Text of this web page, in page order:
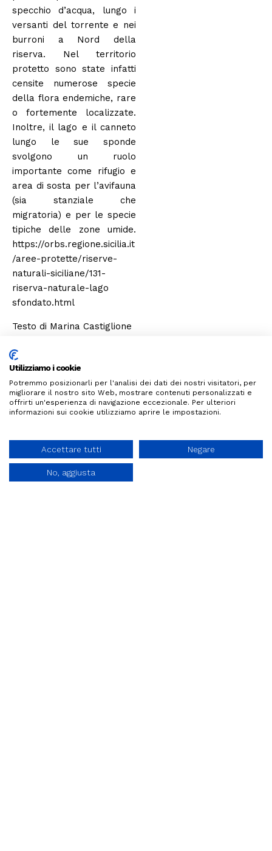
Sito ergologico
Architettura urbana
specchio d’acqua, lungo i
versanti del torrente e nei
burroni a Nord della
riserva. Nel territorio
protetto sono state infatti
censite numerose specie
della flora endemiche, rare
o fortemente localizzate.
Inoltre, il lago e il canneto
lungo le sue sponde
svolgono un ruolo
importante come rifugio e
area di sosta per l’avifauna
(sia stanziale che
migratoria) e per le specie
tipiche delle zone umide.
https://orbs.regione.sicilia.it
/aree-protette/riserve-
naturali-siciliane/131-
riserva-naturale-lago
sfondato.html
Testo di Marina Castiglione
Utilizziamo i cookie
Potremmo posizionarli per l'analisi dei dati dei nostri visitatori, per
migliorare il nostro sito Web, mostrare contenuti personalizzati e
offrirti un'esperienza di navigazione eccezionale. Per ulteriori
informazioni sui cookie utilizziamo aprire le impostazioni.
Accettare tutti Negare
No, aggiusta